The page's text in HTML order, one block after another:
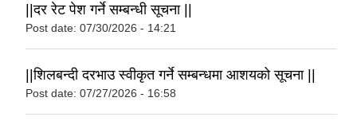
||दर रेट पेश गर्ने सम्बन्धी सूचना ||
Post date: 07/30/2026 - 14:21
||शिलबन्दी दरभाउ स्वीकृत गर्ने सम्बन्धमा आशयको सूचना ||
Post date: 07/27/2026 - 16:58